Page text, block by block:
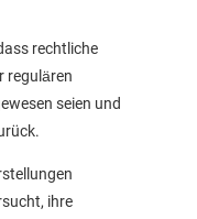
rechtliche
regulären
seien und
ihre